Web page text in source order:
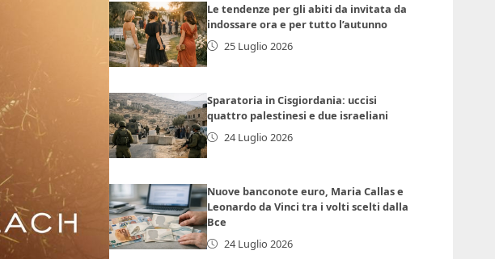
Le tendenze per gli abiti da invitata da
indossare ora e per tutto l’autunno
25 Luglio 2026
Sparatoria in Cisgiordania: uccisi
quattro palestinesi e due israeliani
24 Luglio 2026
Nuove banconote euro, Maria Callas e
Leonardo da Vinci tra i volti scelti dalla
Bce
24 Luglio 2026